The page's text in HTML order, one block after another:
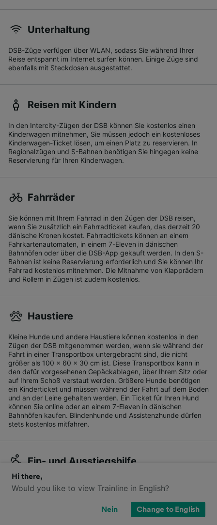
Unterhaltung
DSB-Züge verfügen über WLAN, sodass Sie während Ihrer
Reise entspannt im Internet surfen können. Einige Züge sind
ebenfalls mit Steckdosen ausgestattet.
Reisen mit Kindern
In den Intercity-Zügen der DSB können Sie kostenlos einen
Kinderwagen mitnehmen, Sie müssen jedoch ein kostenloses
Kinderwagen-Ticket lösen, um einen Platz zu reservieren. In
Regionalzügen und S-Bahnen benötigen Sie hingegen keine
Reservierung für Ihren Kinderwagen.
Fahrräder
Sie können mit Ihrem Fahrrad in den Zügen der DSB reisen,
wenn Sie zusätzlich ein Fahrradticket kaufen, das derzeit 20
dänische Kronen kostet. Fahrradtickets können an einem
Fahrkartenautomaten, in einem 7-Eleven in dänischen
Bahnhöfen oder über die DSB-App gekauft werden. In den S-
Bahnen ist keine Reservierung erforderlich und Sie können Ihr
Fahrrad kostenlos mitnehmen. Die Mitnahme von Klapprädern
und Rollern in Zügen ist zudem kostenlos.
Haustiere
Kleine Hunde und andere Haustiere können kostenlos in den
Zügen der DSB mitgenommen werden, wenn sie während der
Fahrt in einer Transportbox untergebracht sind, die nicht
größer als 100 x 60 x 30 cm ist. Diese Transportbox kann in
den dafür vorgesehenen Gepäckablagen, über Ihrem Sitz oder
auf Ihrem Schoß verstaut werden. Größere Hunde benötigen
ein Kinderticket und müssen während der Fahrt auf dem Boden
und an der Leine gehalten werden. Ein Ticket für Ihren Hund
können Sie online oder an einem 7-Eleven in dänischen
Bahnhöfen kaufen. Blindenhunde und Assistenzhunde dürfen
stets kostenlos mitfahren.
Ein- und Ausstiegshilfe
Sie können auf der DSB-Website oder telefonisch beim DSB-
Kundendienst Unterstützung bei Ihrer Reise beantragen. Diese
Zuges erfolgen. Einige Züge haben einen stufenlosen Zugang,
andere verfügen über Rampen für Rollstuhlfahrer. Wenn Sie
Hi there,
Would you like to view Trainline in English?
Nein Change to English